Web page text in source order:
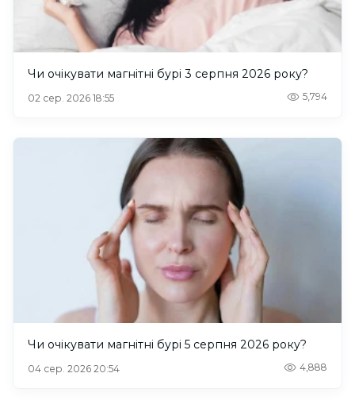
Чи очікувати магнітні бурі 3 серпня 2026 року?
02 сер. 2026 18:55 5,794
Чи очікувати магнітні бурі 5 серпня 2026 року?
04 сер. 2026 20:54 4,888